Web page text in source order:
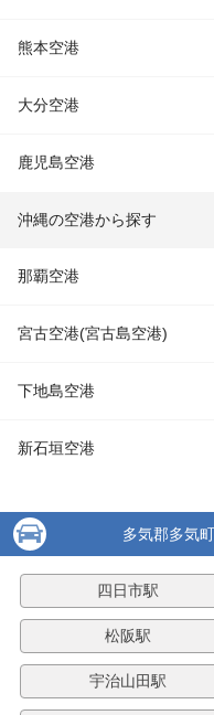
熊本空港
大分空港
鹿児島空港
沖縄の空港から探す
那覇空港
宮古空港(宮古島空港)
下地島空港
新石垣空港
多気郡多気
四日市駅
松阪駅
宇治山田駅